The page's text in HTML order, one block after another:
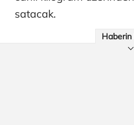
satacak.
Haberin